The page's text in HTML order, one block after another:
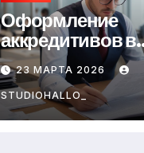
Оформление
аккредитивов в
международной
торговле
23 МАРТА 2026
STUDIOHALLO_